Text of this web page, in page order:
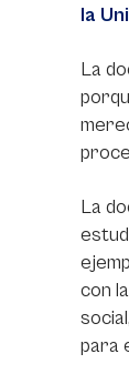
la
La
La
con
para